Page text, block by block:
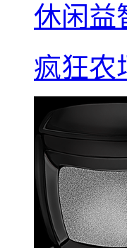
休闲益
疯狂农